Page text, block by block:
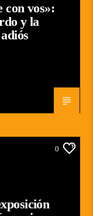
con vos»:
y la
0